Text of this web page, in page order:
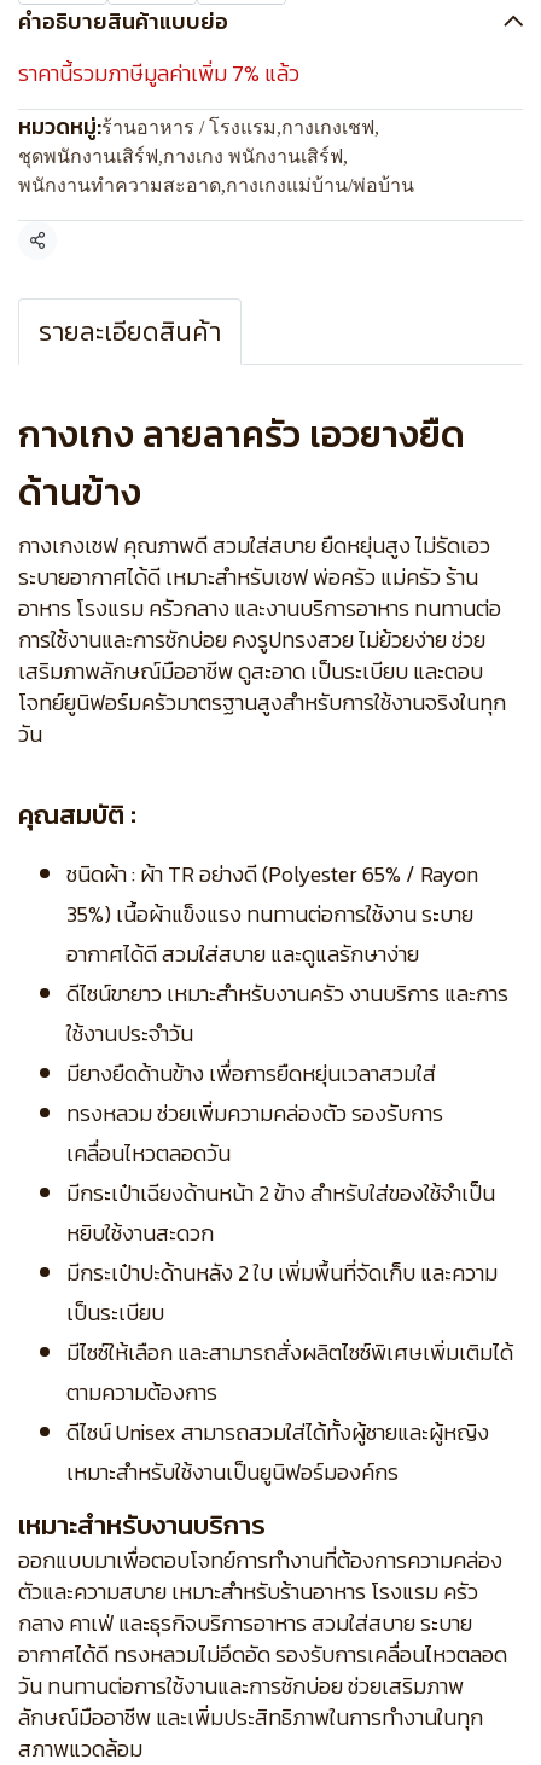
คำอธิบายสินค้าแบบย่อ
ราคานี้รวมภาษีมูลค่าเพิ่ม 7% แล้ว
หมวดหมู่:ร้านอาหาร / โรงแรม,กางเกงเชฟ,
ชุดพนักงานเสิร์ฟ,กางเกง พนักงานเสิร์ฟ,
พนักงานทำความสะอาด,กางเกงแม่บ้าน/พ่อบ้าน
แชร์
รายละเอียดสินค้า
กางเกง ลายลาครัว เอวยางยืด
ด้านข้าง
กางเกงเชฟ คุณภาพดี สวมใส่สบาย ยืดหยุ่นสูง ไม่รัดเอว
ระบายอากาศได้ดี เหมาะสำหรับเชฟ พ่อครัว แม่ครัว ร้าน
อาหาร โรงแรม ครัวกลาง และงานบริการอาหาร ทนทานต่อ
การใช้งานและการซักบ่อย คงรูปทรงสวย ไม่ย้วยง่าย ช่วย
เสริมภาพลักษณ์มืออาชีพ ดูสะอาด เป็นระเบียบ และตอบ
โจทย์ยูนิฟอร์มครัวมาตรฐานสูงสำหรับการใช้งานจริงในทุก
วัน
คุณสมบัติ :
ชนิดผ้า : ผ้า TR อย่างดี (Polyester 65% / Rayon
35%) เนื้อผ้าแข็งแรง ทนทานต่อการใช้งาน ระบาย
อากาศได้ดี สวมใส่สบาย และดูแลรักษาง่าย
ดีไซน์ขายาว เหมาะสำหรับงานครัว งานบริการ และการ
ใช้งานประจำวัน
มียางยืดด้านข้าง เพื่อการยืดหยุ่นเวลาสวมใส่
ทรงหลวม ช่วยเพิ่มความคล่องตัว รองรับการ
เคลื่อนไหวตลอดวัน
มีกระเป๋าเฉียงด้านหน้า 2 ข้าง สำหรับใส่ของใช้จำเป็น
หยิบใช้งานสะดวก
มีกระเป๋าปะด้านหลัง 2 ใบ เพิ่มพื้นที่จัดเก็บ และความ
เป็นระเบียบ
มีไซซ์ให้เลือก และสามารถสั่งผลิตไซซ์พิเศษเพิ่มเติมได้
ตามความต้องการ
ดีไซน์ Unisex สามารถสวมใส่ได้ทั้งผู้ชายและผู้หญิง
เหมาะสำหรับใช้งานเป็นยูนิฟอร์มองค์กร
เหมาะสำหรับงานบริการ
ออกแบบมาเพื่อตอบโจทย์การทำงานที่ต้องการความคล่อง
ตัวและความสบาย เหมาะสำหรับร้านอาหาร โรงแรม ครัว
กลาง คาเฟ่ และธุรกิจบริการอาหาร สวมใส่สบาย ระบาย
อากาศได้ดี ทรงหลวมไม่อึดอัด รองรับการเคลื่อนไหวตลอด
วัน ทนทานต่อการใช้งานและการซักบ่อย ช่วยเสริมภาพ
ลักษณ์มืออาชีพ และเพิ่มประสิทธิภาพในการทำงานในทุก
สภาพแวดล้อม